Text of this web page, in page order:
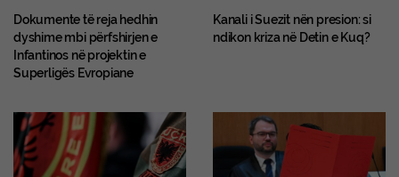
Dokumente të reja hedhin
dyshime mbi përfshirjen e
Infantinos në projektin e
Superligës Evropiane
Kanali i Suezit nën presion: si
ndikon kriza në Detin e Kuq?